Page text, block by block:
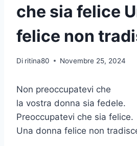
che sia felice
felice non
Di ritina80 Novembre 25, 2024
Non preoccupatevi che
la vostra donna sia fedele.
Preoccupatevi che sia felice.
Una donna felice non